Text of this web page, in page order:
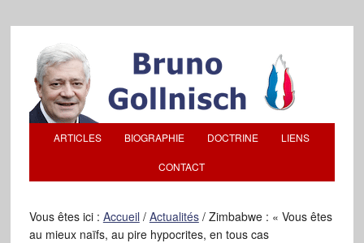
ARTICLES BIOGRAPHIE DOCTRINE LIENS
CONTACT
Vous êtes ici : Accueil / Actualités /Zimbabwe : « Vous êtes
au mieux naïfs, au pire hypocrites, en tous cas